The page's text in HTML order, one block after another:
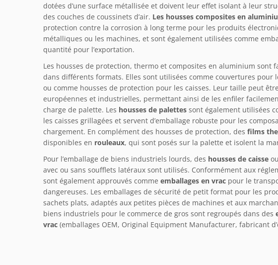
dotées d’une surface métallisée et doivent leur effet isolant à leur
des couches de coussinets d’air. Les housses composites en
protection contre la corrosion à long terme pour les produits
métalliques ou les machines, et sont également utilisées comme
quantité pour l’exportation.
Les housses de protection, thermo et composites en aluminium sont
dans différents formats. Elles sont utilisées comme couvertures pour
ou comme housses de protection pour les caisses. Leur taille peut
européennes et industrielles, permettant ainsi de les enfiler
charge de palette. Les housses de palettes sont également utilisées
les caisses grillagées et servent d’emballage robuste pour les
chargement. En complément des housses de protection, des films
disponibles en rouleaux, qui sont posés sur la palette et isolent la
Pour l’emballage de biens industriels lourds, des housses de caisse
avec ou sans soufflets latéraux sont utilisés. Conformément aux
sont également approuvés comme emballages en vrac pour le
dangereuses. Les emballages de sécurité de petit format pour les
sachets plats, adaptés aux petites pièces de machines et aux
biens industriels pour le commerce de gros sont regroupés dans des
vrac (emballages OEM, Original Equipment Manufacturer, fabricant